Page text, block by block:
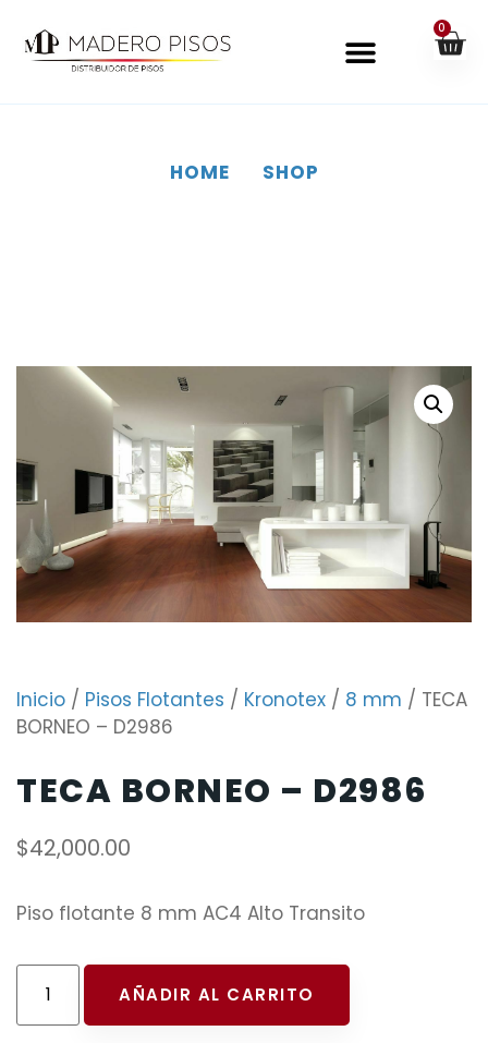
0
HOME SHOP
Inicio / Pisos Flotantes / Kronotex / 8 mm / TECA
BORNEO – D2986
TECA BORNEO – D2986
$42,000.00
Piso flotante 8 mm AC4 Alto Transito
AÑADIR AL CARRITO